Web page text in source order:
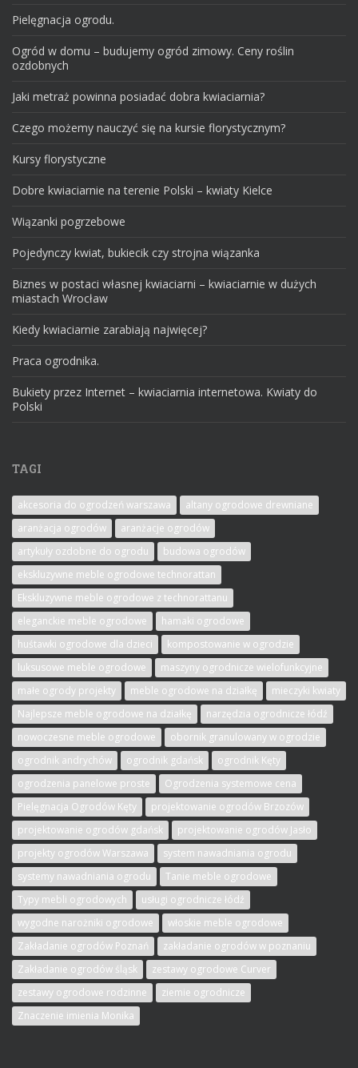
Pielęgnacja ogrodu.
Ogród w domu – budujemy ogród zimowy. Ceny roślin
ozdobnych
Jaki metraż powinna posiadać dobra kwiaciarnia?
Czego możemy nauczyć się na kursie florystycznym?
Kursy florystyczne
Dobre kwiaciarnie na terenie Polski – kwiaty Kielce
Wiązanki pogrzebowe
Pojedynczy kwiat, bukiecik czy strojna wiązanka
Biznes w postaci własnej kwiaciarni – kwiaciarnie w dużych
miastach Wrocław
Kiedy kwiaciarnie zarabiają najwięcej?
Praca ogrodnika.
Bukiety przez Internet – kwiaciarnia internetowa. Kwiaty do
Polski
TAGI
akcesoria do ogrodzeń warszawa
altany ogrodowe drewniane
aranżacja ogrodów
aranżacje ogrodów
artykuły ozdobne do ogrodu
budowa ogrodów
ekskluzywne meble ogrodowe technorattan
Ekskluzywne meble ogrodowe z technorattanu
eleganckie meble ogrodowe
hamaki ogrodowe
huśtawki ogrodowe dla dzieci
kompostowanie w ogrodzie
luksusowe meble ogrodowe
maszyny ogrodnicze wielofunkcyjne
małe ogrody projekty
meble ogrodowe na działkę
mieczyki kwiaty
Najlepsze meble ogrodowe na działkę
narzędzia ogrodnicze łódź
nowoczesne meble ogrodowe
obornik granulowany w ogrodzie
ogrodnik andrychów
ogrodnik gdańsk
ogrodnik Kęty
ogrodzenia panelowe proste
Ogrodzenia systemowe cena
Pielęgnacja Ogrodów Kęty
projektowanie ogrodów Brzozów
projektowanie ogrodów gdańsk
projektowanie ogrodów Jasło
projekty ogrodów Warszawa
system nawadniania ogrodu
systemy nawadniania ogrodu
Tanie meble ogrodowe
Typy mebli ogrodowych
usługi ogrodnicze łódź
wygodne narożniki ogrodowe
włoskie meble ogrodowe
Zakładanie ogrodów Poznań
zakładanie ogrodów w poznaniu
Zakładanie ogrodów śląsk
zestawy ogrodowe Curver
zestawy ogrodowe rodzinne
ziemie ogrodnicze
Znaczenie imienia Monika